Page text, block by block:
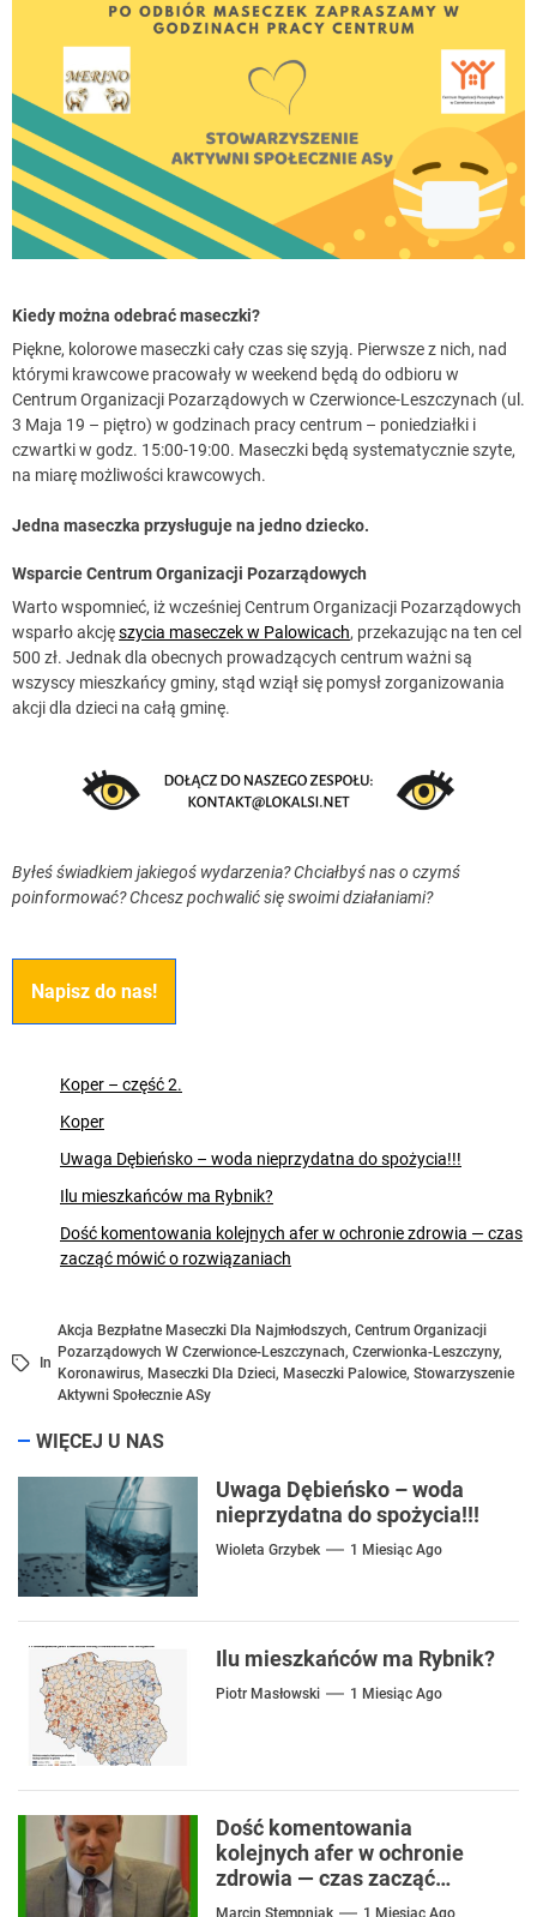
Kiedy można odebrać maseczki?
Piękne, kolorowe maseczki cały czas się szyją. Pierwsze z nich, nad
którymi krawcowe pracowały w weekend będą do odbioru w
Centrum Organizacji Pozarządowych w Czerwionce-Leszczynach (ul.
3 Maja 19 – piętro) w godzinach pracy centrum – poniedziałki i
czwartki w godz. 15:00-19:00. Maseczki będą systematycznie szyte,
na miarę możliwości krawcowych.
Jedna maseczka przysługuje na jedno dziecko.
Wsparcie Centrum Organizacji Pozarządowych
Warto wspomnieć, iż wcześniej Centrum Organizacji Pozarządowych
wsparło akcjęszycia maseczek w Palowicach, przekazując na ten cel
500 zł. Jednak dla obecnych prowadzących centrum ważni są
wszyscy mieszkańcy gminy, stąd wziął się pomysł zorganizowania
akcji dla dzieci na całą gminę.
Byłeś świadkiem jakiegoś wydarzenia? Chciałbyś nas o czymś
poinformować? Chcesz pochwalić się swoimi działaniami?
Napisz do nas!
Koper – część 2.
Koper
Uwaga Dębieńsko – woda nieprzydatna do spożycia!!!
Ilu mieszkańców ma Rybnik?
Dość komentowania kolejnych afer w ochronie zdrowia — czas
zacząć mówić o rozwiązaniach
In
Akcja Bezpłatne Maseczki Dla Najmłodszych, Centrum Organizacji
Pozarządowych W Czerwionce-Leszczynach, Czerwionka-Leszczyny,
Koronawirus, Maseczki Dla Dzieci, Maseczki Palowice, Stowarzyszenie
Aktywni Społecznie ASy
WIĘCEJ U NAS
Uwaga Dębieńsko – woda
nieprzydatna do spożycia!!!
Wioleta Grzybek 1 Miesiąc Ago
Ilu mieszkańców ma Rybnik?
Piotr Masłowski 1 Miesiąc Ago
Dość komentowania
kolejnych afer w ochronie
zdrowia — czas zacząć
mówić o rozwiązaniach
Marcin Stempniak 1 Miesiąc Ago